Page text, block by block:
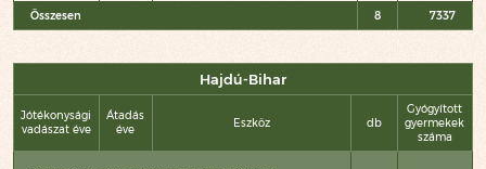
Összesen 8 7337
Hajdú-Bihar
Jótékonysági
vadászat éve
Átadás
éve
Eszköz db
Gyógyított
gyermekek
száma